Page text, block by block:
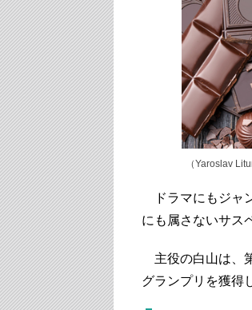
（Yaroslav
ドラマにもジャ
にも属さないサス
主役の白山は、
グランプリを獲得